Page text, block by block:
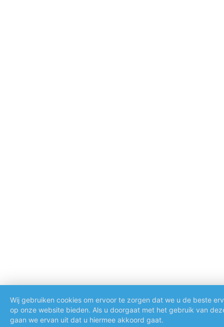
Wij gebruiken cookies om ervoor te zorgen dat we u de beste
op onze website bieden. Als u doorgaat met het gebruik van
gaan we ervan uit dat u hiermee akkoord gaat.